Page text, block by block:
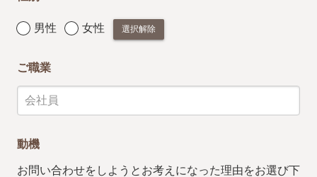
男性 女性 選択解除
ご職業
動機
お問い合わせをしようとお考えになった理由をお選び下